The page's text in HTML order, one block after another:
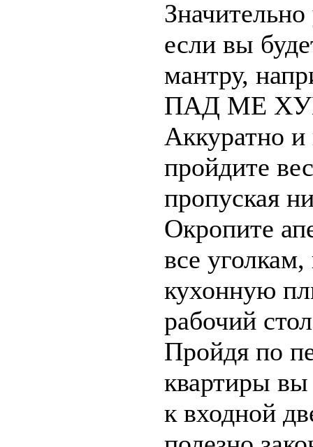
если вы
мантру,
ПАД МЕ
Аккуратно и
пройдите
пропуская
Окропите
все
кухонную
рабочий
Пройдя по
квартиры вы
к входной